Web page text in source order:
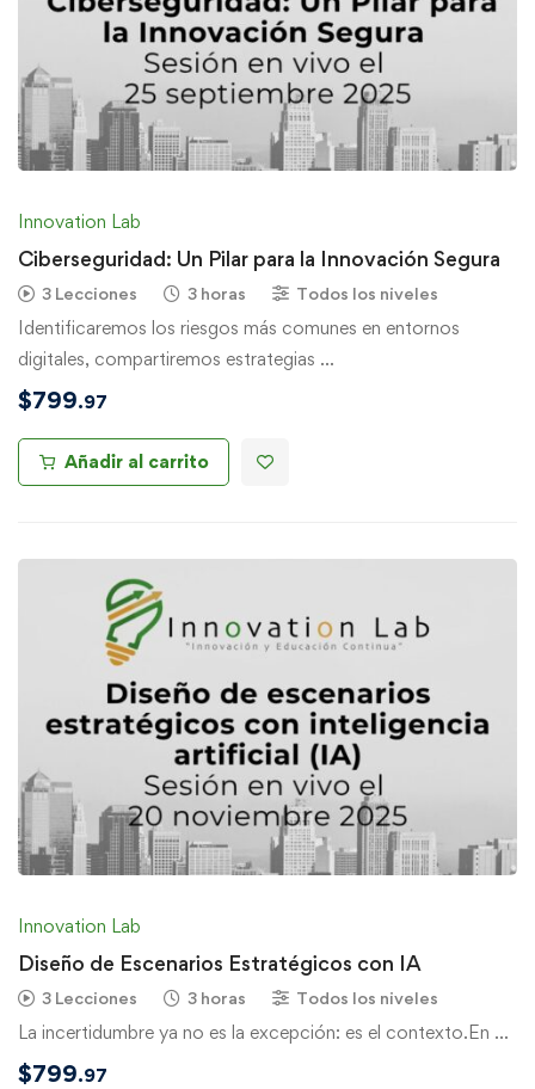
Innovation Lab
Ciberseguridad: Un Pilar para la Innovación Segura
3 Lecciones 3 horas Todos los niveles
Identificaremos los riesgos más comunes en entornos
digitales, compartiremos estrategias …
$799.97
Añadir al carrito
Innovation Lab
Diseño de Escenarios Estratégicos con IA
3 Lecciones 3 horas Todos los niveles
La incertidumbre ya no es la excepción: es el contexto.En …
$799.97